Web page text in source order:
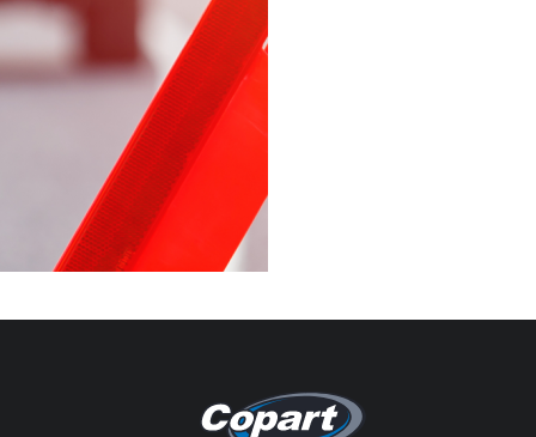
せん
Pagina non disponibile
هذه الصفحة غير متوفرة